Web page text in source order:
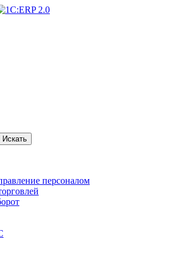
персоналом